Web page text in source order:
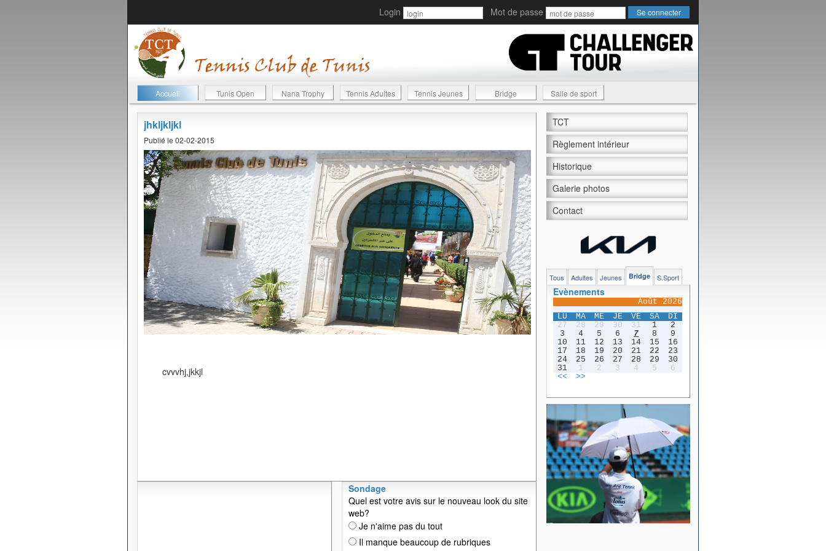
Login Mot de passe
Accueil Tunis Open Nana Trophy Tennis Adultes Tennis Jeunes Bridge Salle de sport
jhkljkljkl
Publié le 02-02-2015
cvvvhj,jkkjl
Sondage
Quel est votre avis sur le nouveau look du site
web?
Je n'aime pas du tout
Il manque beaucoup de rubriques
TCT
Règlement intérieur
Historique
Galerie photos
Contact
Tous Adultes Jeunes Bridge S.Sport
Evènements
Août 2026
LU
MA ME JE VE SA
DI
27
28 29 30 31 1
2
3
4 5 6 7 8
9
10
11 12 13 14 15
16
17
18 19 20 21 22
23
24
25 26 27 28 29
30
31
1 2 3 4 5
6
<<
>>